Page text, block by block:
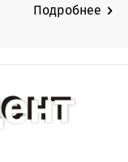
Подробнее